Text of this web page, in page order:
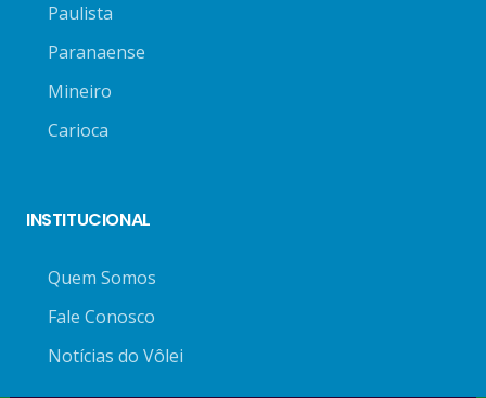
Paulista
Paranaense
Mineiro
Carioca
INSTITUCIONAL
Quem Somos
Fale Conosco
Notícias do Vôlei